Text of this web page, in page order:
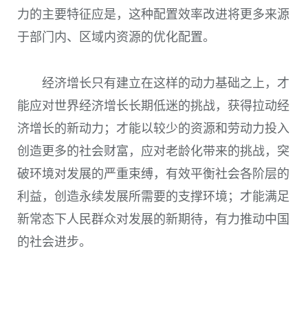
力的主要特征应是，这种配置效率改进将更多来源
于部门内、区域内资源的优化配置。
经济增长只有建立在这样的动力基础之上，才
能应对世界经济增长长期低迷的挑战，获得拉动经
济增长的新动力；才能以较少的资源和劳动力投入
创造更多的社会财富，应对老龄化带来的挑战，突
破环境对发展的严重束缚，有效平衡社会各阶层的
利益，创造永续发展所需要的支撑环境；才能满足
新常态下人民群众对发展的新期待，有力推动中国
的社会进步。